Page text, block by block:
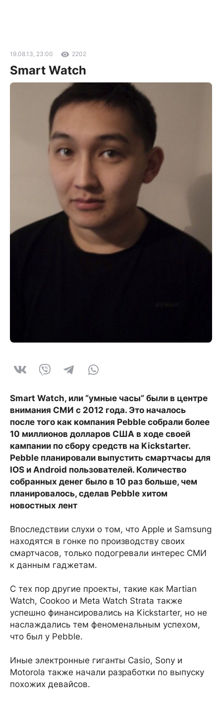
19.08.13, 23:00 2202
Smart Watch
Smart Watch, или “умные часы” были в центре
внимания СМИ с 2012 года. Это началось
после того как компания Pebble собрали более
10 миллионов долларов США в ходе своей
кампании по сбору средств на Kickstarter.
Pebble планировали выпустить смартчасы для
IOS и Android пользователей. Количество
собранных денег было в 10 раз больше, чем
планировалось, сделав Pebble хитом
новостных лент
Впоследствии слухи о том, что Apple и Samsung
находятся в гонке по производству своих
смартчасов, только подогревали интерес СМИ
к данным гаджетам.
С тех пор другие проекты, такие как Martian
Watch, Cookoo и Meta Watch Strata также
успешно финансировались на Kickstarter, но не
наслаждались тем феноменальным успехом,
что был у Pebble.
Иные электронные гиганты Casio, Sony и
Motorola также начали разработки по выпуску
похожих девайсов.